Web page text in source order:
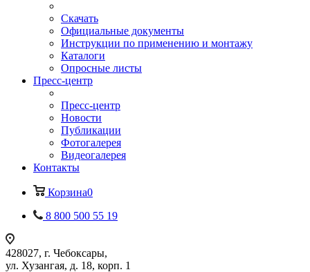
Скачать
Официальные документы
Инструкции по применению и монтажу
Каталоги
Опросные листы
Пресс-центр
Пресс-центр
Новости
Публикации
Фотогалерея
Видеогалерея
Контакты
Корзина0
8 800 500 55 19
428027, г. Чебоксары,
ул. Хузангая, д. 18, корп. 1